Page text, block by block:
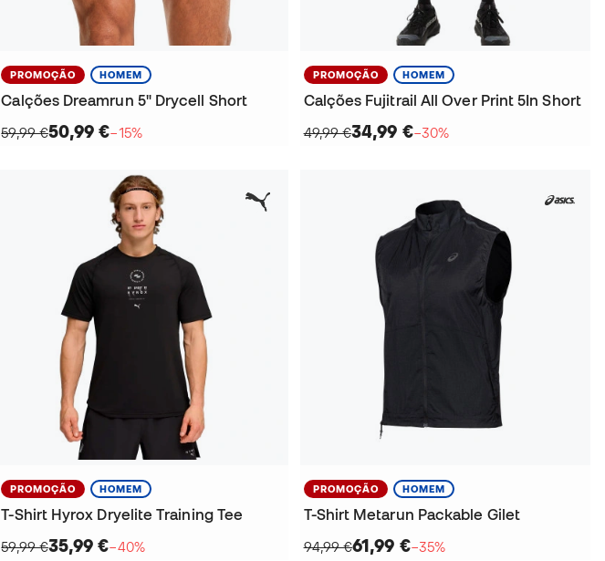
PROMOÇÃO HOMEM
Calções Dreamrun 5" Drycell Short
59,99 €50,99 €−15%
PROMOÇÃO HOMEM
Calções Fujitrail All Over Print 5In Short
49,99 €34,99 €−30%
PROMOÇÃO HOMEM
T-Shirt Hyrox Dryelite Training Tee
59,99 €35,99 €−40%
PROMOÇÃO HOMEM
T-Shirt Metarun Packable Gilet
94,99 €61,99 €−35%